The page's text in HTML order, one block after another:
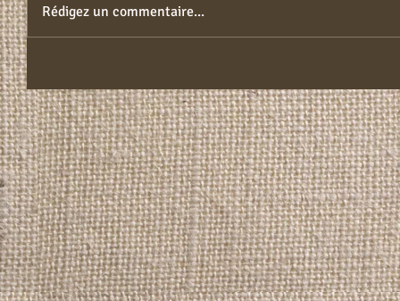
Rédigez un commentaire...